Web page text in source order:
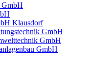
GmbH
Klausdorf
GmbH
GmbH
GmbH